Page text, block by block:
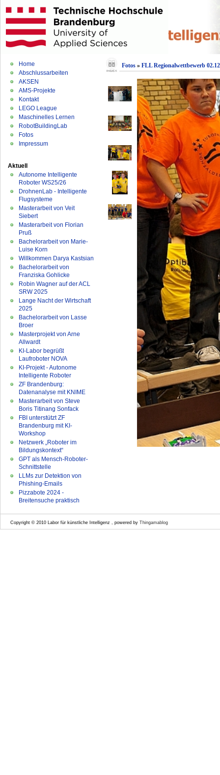
Home
Abschlussarbeiten
AKSEN
AMS-Projekte
Kontakt
LEGO League
Maschinelles Lernen
RobotBuildingLab
Fotos
Impressum
Aktuell
Autonome Intelligente
Roboter WS25/26
DrohnenLab - Intelligente
Flugsysteme
Masterarbeit von Veit
Siebert
Masterarbeit von Florian
Pruß
Bachelorarbeit von Marie-
Luise Korn
Willkommen Darya Kastsian
Bachelorarbeit von
Franziska Gohlicke
Robin Wagner auf der ACL
SRW 2025
Lange Nacht der Wirtschaft
2025
Bachelorarbeit von Lasse
Broer
Masterprojekt von Arne
Allwardt
KI-Labor begrüßt
Laufroboter NOVA
KI-Projekt - Autonome
Intelligente Roboter
ZF Brandenburg:
Datenanalyse mit KNIME
Masterarbeit von Steve
Boris Titinang Sonfack
FBI unterstützt ZF
Brandenburg mit KI-
Workshop
Netzwerk „Roboter im
Bildungskontext“
GPT als Mensch-Roboter-
Schnittstelle
LLMs zur Detektion von
Phishing-Emails
Pizzabote 2024 -
Breitensuche praktisch
Fotos» FLL Regionalwettbewerb
Copyright © 2010 Labor für künstliche Intelligenz , powered by Thingamablog